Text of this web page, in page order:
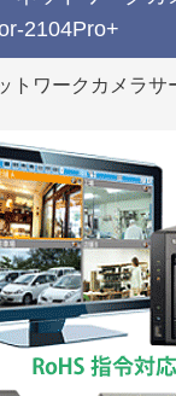
2104Pro+
トワークカメラサ